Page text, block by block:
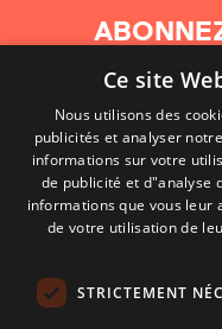
Ce site
Nous utilisons des
publicités et analyser
informations sur votre
de publicité et d"analyse
informations que vous leur
de votre utilisation de
STRICTEMENT